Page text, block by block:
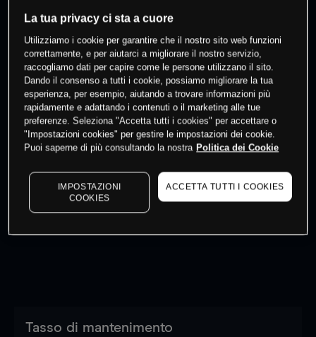
% dei clienti hanno posizioni
questo prodotto
Fai trading
I prezzi sono solo indicativi. Accediper vedere gli ultimi
dati di mercato
to see latest market data
Tasso di mantenimento
La tua privacy ci sta a cuore
Utilizziamo i cookie per garantire che il nostro sito web funzioni
correttamente, e per aiutarci a migliorare il nostro servizio,
raccogliamo dati per capire come le persone utilizzano il sito.
Dando il consenso a tutti i cookie, possiamo migliorare la tua
esperienza, per esempio, aiutando a trovare informazioni più
rapidamente e adattando i contenuti o il marketing alle tue
preferenze. Seleziona "Accetta tutti i cookies" per accettare o
"Impostazioni cookies" per gestire le impostazioni dei cookie.
Puoi saperne di più consultando la nostra Politica dei Cookie
IMPOSTAZIONI
COOKIES
ACCETTA TUTTI I COOKIES